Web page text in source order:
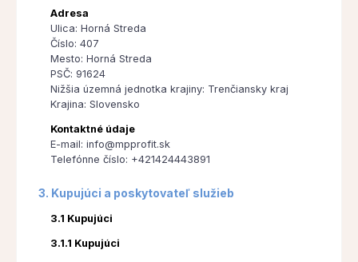
Adresa
Ulica: Horná Streda
Číslo: 407
Mesto: Horná Streda
PSČ: 91624
Nižšia územná jednotka krajiny: Trenčiansky kraj
Krajina: Slovensko
Kontaktné údaje
E-mail: info@mpprofit.sk
Telefónne číslo: +421424443891
3. Kupujúci a poskytovateľ služieb
3.1 Kupujúci
3.1.1 Kupujúci